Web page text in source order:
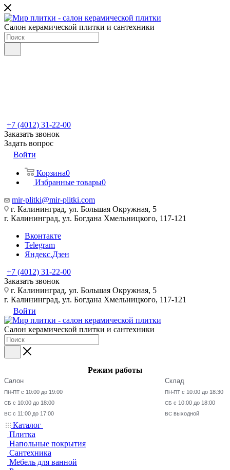
Салон керамической плитки и сантехники
+7 (4012) 31-22-00
Заказать звонок
Задать вопрос
Войти
Корзина0
Избранные товары0
mir-plitki@mir-plitki.com
г. Калининград, ул. Большая Окружная, 5
г. Калининград, ул. Богдана Хмельницкого, 117-121
Вконтакте
Telegram
Яндекс.Дзен
+7 (4012) 31-22-00
Заказать звонок
г. Калининград, ул. Большая Окружная, 5
г. Калининград, ул. Богдана Хмельницкого, 117-121
Войти
Салон керамической плитки и сантехники
Режим работы
Салон
ПН-ПТ с 10:00 до 19:00
СБ с 10:00 до 18:00
ВС с 11:00 до 17:00
Склад
ПН-ПТ с 10:00 до 18:30
СБ с 10:00 до 18:00
ВС выходной
Каталог
Плитка
Напольные покрытия
Сантехника
Мебель для ванной